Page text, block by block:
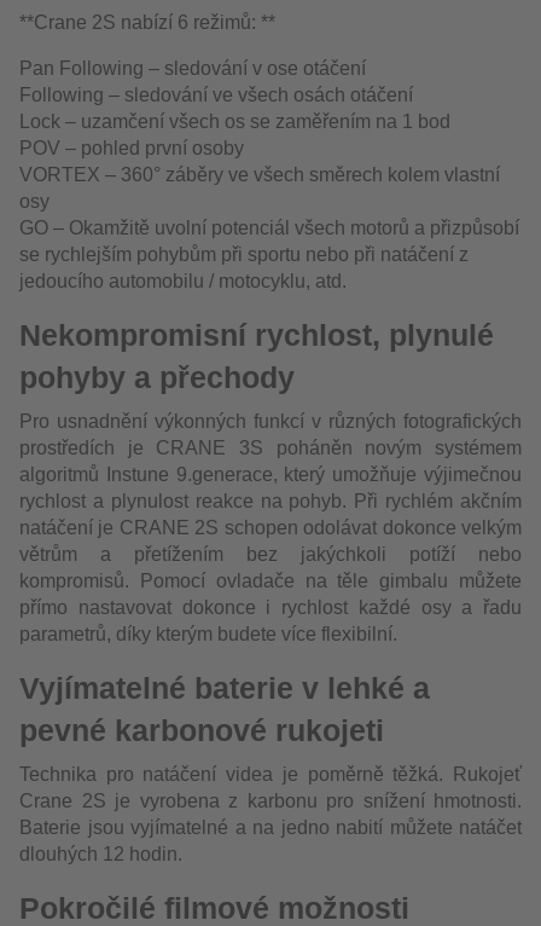
**Crane 2S nabízí 6 režimů: **
Pan Following – sledování v ose otáčení
Following – sledování ve všech osách otáčení
Lock – uzamčení všech os se zaměřením na 1 bod
POV – pohled první osoby
VORTEX – 360° záběry ve všech směrech kolem vlastní
osy
GO – Okamžitě uvolní potenciál všech motorů a přizpůsobí
se rychlejším pohybům při sportu nebo při natáčení z
jedoucího automobilu / motocyklu, atd.
Nekompromisní rychlost, plynulé
pohyby a přechody
Pro usnadnění výkonných funkcí v různých fotografických
prostředích je CRANE 3S poháněn novým systémem
algoritmů Instune 9.generace, který umožňuje výjimečnou
rychlost a plynulost reakce na pohyb. Při rychlém akčním
natáčení je CRANE 2S schopen odolávat dokonce velkým
větrům a přetížením bez jakýchkoli potíží nebo
kompromisů. Pomocí ovladače na těle gimbalu můžete
přímo nastavovat dokonce i rychlost každé osy a řadu
parametrů, díky kterým budete více flexibilní.
Vyjímatelné baterie v lehké a
pevné karbonové rukojeti
Technika pro natáčení videa je poměrně těžká. Rukojeť
Crane 2S je vyrobena z karbonu pro snížení hmotnosti.
Baterie jsou vyjímatelné a na jedno nabití můžete natáčet
dlouhých 12 hodin.
Pokročilé filmové možnosti